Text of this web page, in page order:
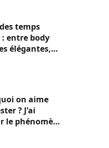
temps
entre body
élégantes,
iconique
on aime
? J'ai
le phénomène
(et ça